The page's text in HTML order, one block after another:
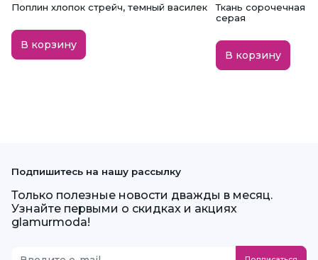
Поплин хлопок стрейч, темный василек
В корзину
Ткань сорочечная
серая
В корзину
Подпишитесь на нашу рассылку
Только полезные новости дважды в месяц.
Узнайте первыми о скидках и акциях
glamurmoda!